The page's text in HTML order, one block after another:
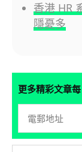
香港 HR
隱憂多
更多精彩文章